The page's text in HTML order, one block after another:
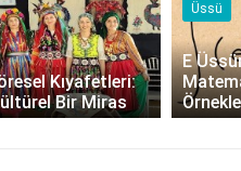
Kıyafetleri:
Bir Miras
Üssü
E